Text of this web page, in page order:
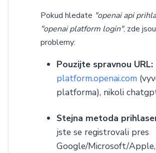
Pokud hledate "openai api
"openai platform login", zde
problemy:
Pouzijte spravnou URL:
platform.openai.com
platforma), nikoli
Stejna metoda
jste se registrovali pres
Google/Microsoft/